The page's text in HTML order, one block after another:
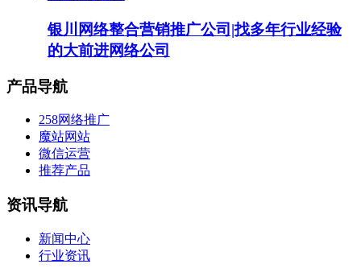
银川网络整合营销推广公司|找多年行业经验
的大前进网络公司
产品导航
258网络推广
魔站网站
微信运营
推荐产品
资讯导航
新闻中心
行业资讯